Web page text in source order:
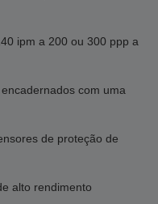
ipm a 200 ou 300 ppp a
com uma
de proteção de
alto rendimento